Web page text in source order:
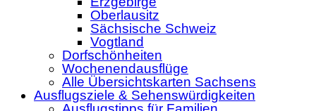
Oberlausitz
Sächsische Schweiz
Vogtland
Dorfschönheiten
Wochenendausflüge
Alle Übersichtskarten Sachsens
Ausflugsziele & Sehenswürdigkeiten